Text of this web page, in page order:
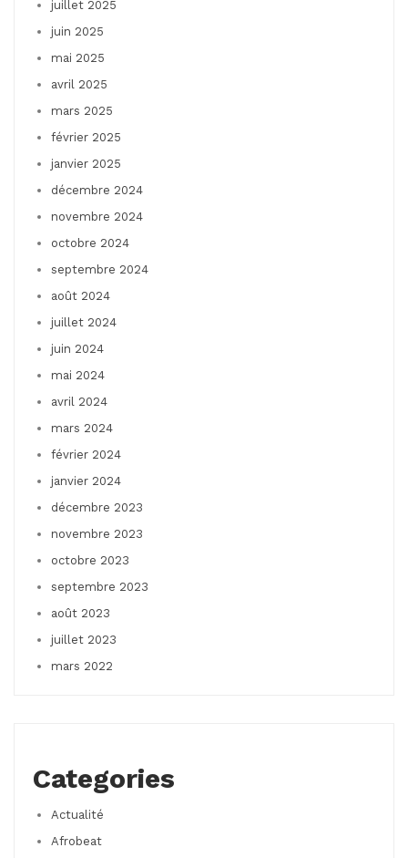
juillet 2025
juin 2025
mai 2025
avril 2025
mars 2025
février 2025
janvier 2025
décembre 2024
novembre 2024
octobre 2024
septembre 2024
août 2024
juillet 2024
juin 2024
mai 2024
avril 2024
mars 2024
février 2024
janvier 2024
décembre 2023
novembre 2023
octobre 2023
septembre 2023
août 2023
juillet 2023
mars 2022
Categories
Actualité
Afrobeat